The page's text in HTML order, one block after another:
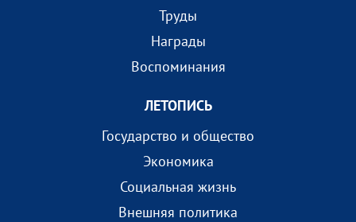
Труды
Награды
Воспоминания
ЛЕТОПИСЬ
Государство и общество
Экономика
Социальная жизнь
Внешняя политика